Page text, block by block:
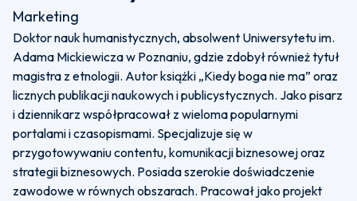
Marketing
Doktor nauk humanistycznych, absolwent Uniwersytetu im.
Adama Mickiewicza w Poznaniu, gdzie zdobył również tytuł
magistra z etnologii. Autor książki „Kiedy boga nie ma” oraz
licznych publikacji naukowych i publicystycznych. Jako pisarz
i dziennikarz współpracował z wieloma popularnymi
portalami i czasopismami. Specjalizuje się w
przygotowywaniu contentu, komunikacji biznesowej oraz
strategii biznesowych. Posiada szerokie doświadczenie
zawodowe w równych obszarach. Pracował jako projekt